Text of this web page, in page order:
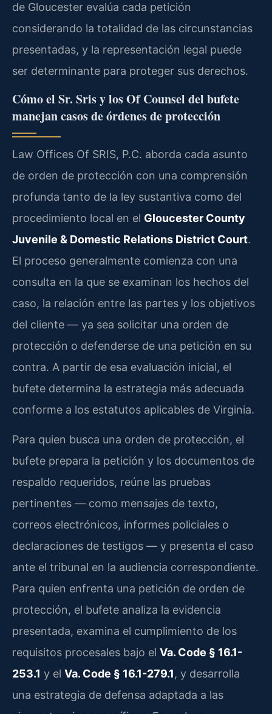
de Gloucester evalúa cada petición
considerando la totalidad de las circunstancias
presentadas, y la representación legal puede
ser determinante para proteger sus derechos.
Cómo el Sr. Sris y los Of Counsel del bufete
manejan casos de órdenes de protección
Law Offices Of SRIS, P.C. aborda cada asunto
de orden de protección con una comprensión
profunda tanto de la ley sustantiva como del
procedimiento local en el Gloucester County
Juvenile & Domestic Relations District Court.
El proceso generalmente comienza con una
consulta en la que se examinan los hechos del
caso, la relación entre las partes y los objetivos
del cliente — ya sea solicitar una orden de
protección o defenderse de una petición en su
contra. A partir de esa evaluación inicial, el
bufete determina la estrategia más adecuada
conforme a los estatutos aplicables de Virginia.
Para quien busca una orden de protección, el
bufete prepara la petición y los documentos de
respaldo requeridos, reúne las pruebas
pertinentes — como mensajes de texto,
correos electrónicos, informes policiales o
declaraciones de testigos — y presenta el caso
ante el tribunal en la audiencia correspondiente.
Para quien enfrenta una petición de orden de
protección, el bufete analiza la evidencia
presentada, examina el cumplimiento de los
requisitos procesales bajo el Va. Code § 16.1-
253.1 y el Va. Code § 16.1-279.1, y desarrolla
una estrategia de defensa adaptada a las